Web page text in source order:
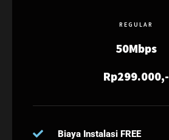
REGULAR
50Mbps
Rp299.000,-
Biaya Instalasi FREE